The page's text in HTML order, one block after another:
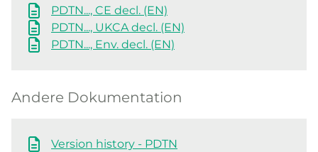
PDTN..., CE decl. (EN)
PDTN..., UKCA decl. (EN)
PDTN..., Env. decl. (EN)
Andere Dokumentation
Version history - PDTN